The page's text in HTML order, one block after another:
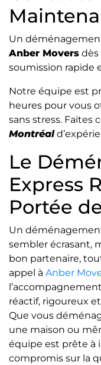
Un
Anber Movers
soumission rapide
Notre équipe est
heures pour vous
sans stress. Faites
Montréal
Le
Express
Portée
Un
sembler écrasant,
bon partenaire,
appel à Anber
réactif, rigoureux
Que vous
une maison ou
équipe est prête à
compromis sur la